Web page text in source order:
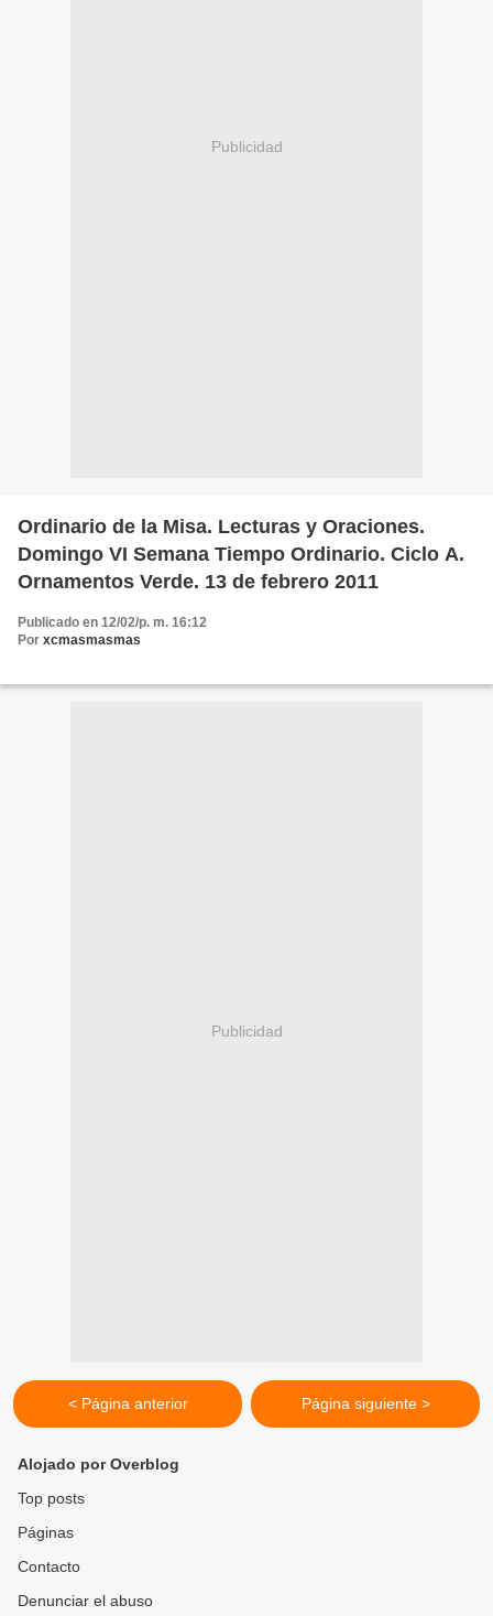
Publicidad
Ordinario de la Misa. Lecturas y Oraciones.
Domingo VI Semana Tiempo Ordinario. Ciclo A.
Ornamentos Verde. 13 de febrero 2011
Publicado en 12/02/p. m. 16:12
Por xcmasmasmas
Publicidad
< Página anterior Página siguiente >
Alojado por Overblog
Top posts
Páginas
Contacto
Denunciar el abuso